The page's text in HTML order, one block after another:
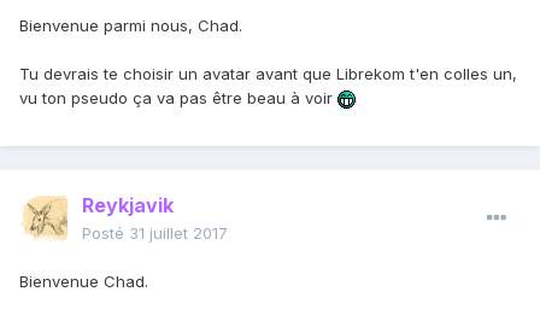
Bienvenue parmi nous, Chad.
Tu devrais te choisir un avatar avant que Librekom t'en colles un,
vu ton pseudo ça va pas être beau à voir
Reykjavik
Posté 31 juillet 2017
Bienvenue Chad.